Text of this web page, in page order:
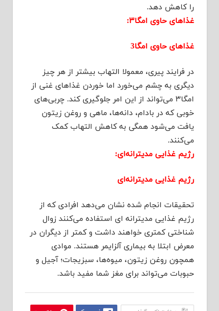
را کاهش دهد.
غذاهای حاوی امگا۳:
غذاهای حاوی امگا3
در فرایند پیری، معمولا التهاب بیشتر از هر چیز
دیگری به چشم می‌خورد اما خوردن غذاهای غنی از
امگا۳ می‌تواند از این امر جلوگیری کند. چربی‌های
خوبی که در بادام، دانه‌ها، ماهی و روغن زیتون
یافت می‌شود همگی به کاهش التهاب کمک
می‌کنند.
رژیم غذایی مدیترانه‌ای:
رژیم غذایی مدیترانه‌ای
تحقیقات انجام شده نشان می‌دهد افرادی که از
رژیم غذایی مدیترانه ای استفاده می‌کنند زوال
شناختی کمتری خواهند داشت و کمتر از دیگران در
معرض ابتلا به بیماری آلزایمر هستند. موادی
همچون روغن زیتون، میوه‌ها، سبزیجات؛ آجیل و
حبوبات می‌تواند برای مغز شما مفید باشد.